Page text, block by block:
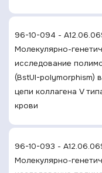
96-10-094 -
Молекулярно-
исследование
(BstUI-polymorphism)
цепи коллагена V
крови
96-10-093 -
Молекулярно-